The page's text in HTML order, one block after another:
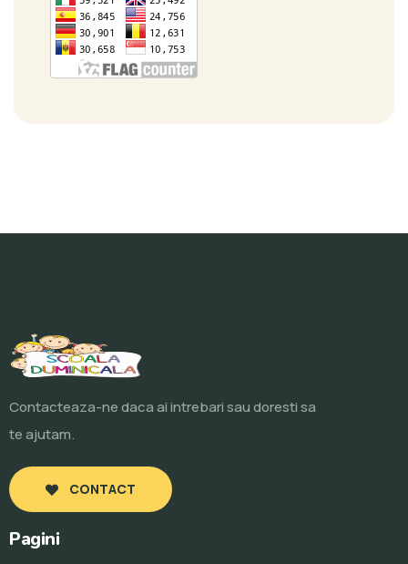
Contacteaza-ne daca ai intrebari sau doresti sa
te ajutam.
CONTACT
Pagini